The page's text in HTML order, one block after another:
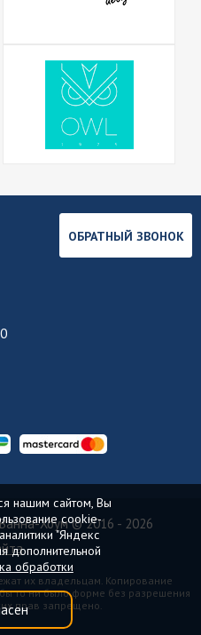
ОБРАТНЫЙ ЗВОНОК
Хоум© 2016 - 2026
их владельцам. Копирование
то ни было форме без разрешения
прав запрещено.
нашим сайтом, Вы
cookie-
"Яндекс
дополнительной
обработки